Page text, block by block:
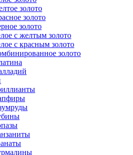
золото
золото
золото
с желтым золото
с красным золото
золото